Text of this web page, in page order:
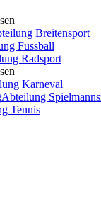
Breitensport
Fussball
Radsport
Karneval
Abteilung
Tennis